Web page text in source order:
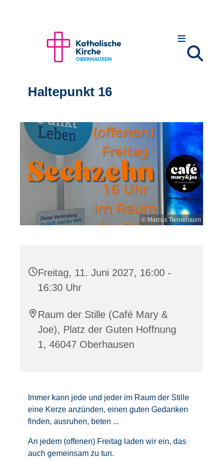
Haltepunkt 16
© Marcus Tannebaum
Freitag, 11. Juni 2027, 16:00 -
16:30 Uhr
Raum der Stille (Café Mary &
Joe), Platz der Guten Hoffnung
1, 46047 Oberhausen
Immer kann jede und jeder im Raum der Stille
eine Kerze anzünden, einen guten Gedanken
finden, ausruhen, beten ...
An jedem (offenen) Freitag laden wir ein, das
auch gemeinsam zu tun.